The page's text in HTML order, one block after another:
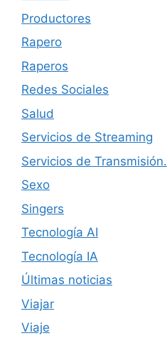
Productores
Rapero
Raperos
Redes Sociales
Salud
Servicios de Streaming
Servicios de Transmisión.
Sexo
Singers
Tecnología AI
Tecnología IA
Últimas noticias
Viajar
Viaje